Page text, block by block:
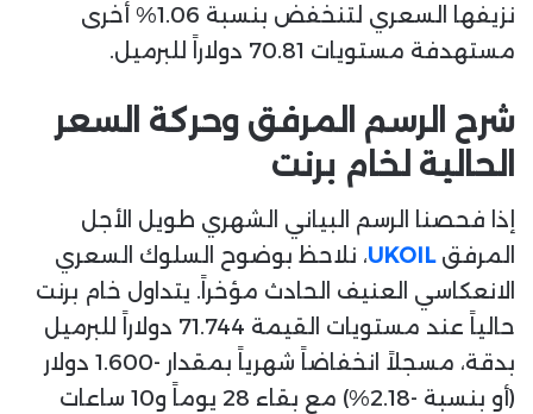
نزيفها السعري لتنخفض بنسبة 1.06% أخرى
مستهدفة مستويات 70.81 دولاراً للبرميل.
شرح الرسم المرفق وحركة السعر
الحالية لخام برنت
إذا فحصنا الرسم البياني الشهري طويل الأجل
المرفقUKOIL، نلاحظ بوضوح السلوك السعري
الانعكاسي العنيف الحادث مؤخراً. يتداول خام برنت
حالياً عند مستويات القيمة 71.744 دولاراً للبرميل
بدقة، مسجلاً انخفاضاً شهرياً بمقدار -1.600 دولار
(أو بنسبة -2.18%) مع بقاء 28 يوماً و10 ساعات